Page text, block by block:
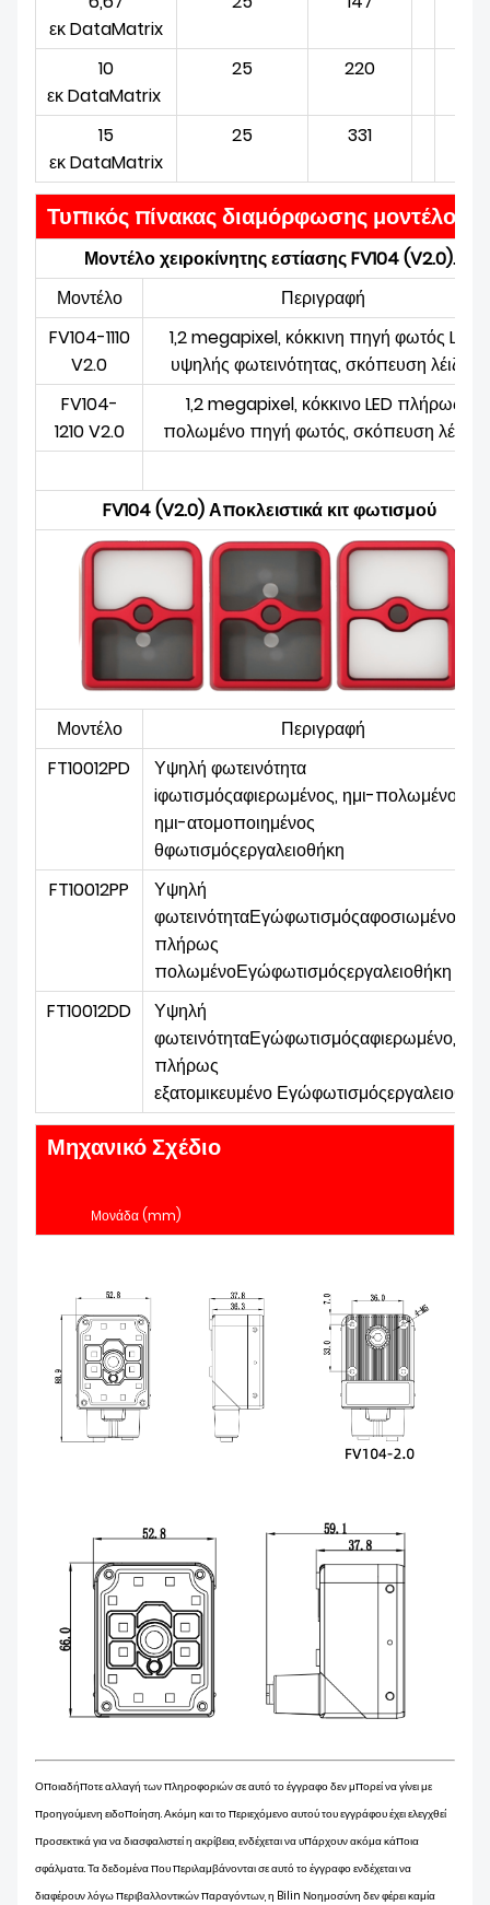
εκDataMatrix
10
εκDataMatrix
25 220
15
εκDataMatrix
25 331
Τυπικός πίνακας διαμόρφωσης μοντέλου
Μοντέλο χειροκίνητης εστίασης FV104 (V2.0).
Μοντέλο
Περιγραφή
FV104-1110
V2.0
1,2 megapixel, κόκκινη πηγή φωτός LED
υψηλής φωτεινότητας, σκόπευση λέιζερ
FV104-
1210 V2.0
1,2 megapixel, κόκκινο LED πλήρως
πολωμένοπηγή φωτός, σκόπευση λέιζερ
FV104 (V2.0) Αποκλειστικά κιτ φωτισμού
Μοντέλο
Περιγραφή
FT10012PD
Υψηλή φωτεινότητα
iφωτισμόςαφιερωμένος, ημι-πολωμένος με
ημι-ατομοποιημένος
θφωτισμόςεργαλειοθήκη
FT10012PP
Υψηλή
φωτεινότηταΕγώφωτισμόςαφοσιωμένο,
πλήρως
πολωμένοΕγώφωτισμόςεργαλειοθήκη
FT10012DD
Υψηλή
φωτεινότηταΕγώφωτισμόςαφιερωμένο,
πλήρως
εξατομικευμένο Εγώφωτισμός
Μηχανικό Σχέδιο
Μονάδα (mm)
Οποιαδήποτε αλλαγή των πληροφοριών σε αυτό το έγγραφο δεν μπορεί να γίνει με
προηγούμενη ειδοποίηση. Ακόμη και το περιεχόμενο αυτού του εγγράφου έχει ελεγχθεί
προσεκτικά για να διασφαλιστεί η ακρίβεια, ενδέχεται να υπάρχουν ακόμα κάποια
σφάλματα. Τα δεδομένα που περιλαμβάνονται σε αυτό το έγγραφο ενδέχεται να
διαφέρουν λόγω περιβαλλοντικών παραγόντων, η Bilin Νοημοσύνη δεν φέρει καμία